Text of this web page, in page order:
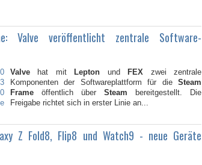
Valve veröffentlicht zentrale Software-
Valve hat mit Lepton und FEX zwei zentrale
Komponenten der Softwareplattform für die Steam
Frame öffentlich über Steam bereitgestellt. Die
Freigabe richtet sich in erster Linie an...
Z Fold8, Flip8 und Watch9 - neue Geräte